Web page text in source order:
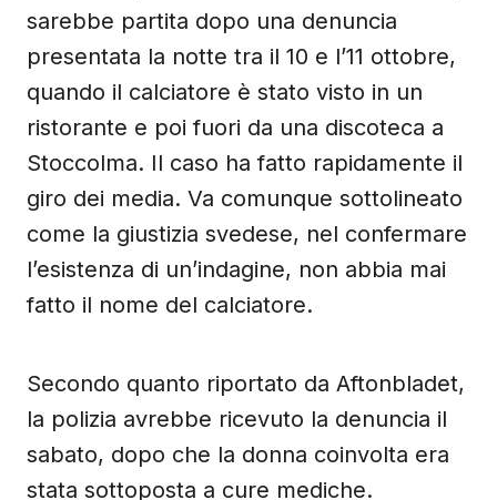
sarebbe partita dopo una denuncia
presentata la notte tra il 10 e l’11 ottobre,
quando il calciatore è stato visto in un
ristorante e poi fuori da una discoteca a
Stoccolma. Il caso ha fatto rapidamente il
giro dei media. Va comunque sottolineato
come la giustizia svedese, nel confermare
l’esistenza di un’indagine, non abbia mai
fatto il nome del calciatore.
Secondo quanto riportato da Aftonbladet,
la polizia avrebbe ricevuto la denuncia il
sabato, dopo che la donna coinvolta era
stata sottoposta a cure mediche.